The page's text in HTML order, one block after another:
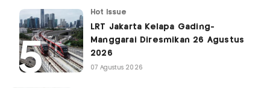
Hot Issue
LRT Jakarta Kelapa Gading-
Manggarai Diresmikan 26 Agustus
2026
07 Agustus 2026